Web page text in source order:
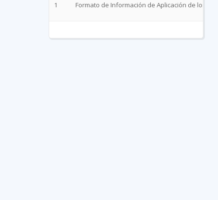
1 Formato de Información de Aplicación de los